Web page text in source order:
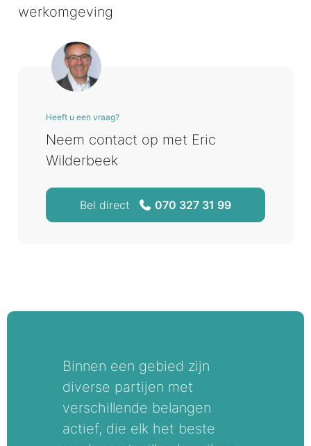
werkomgeving
Heeft u een vraag?
Neem contact op met Eric
Wilderbeek
Bel direct 070 327 31 99
Binnen een gebied zijn
diverse partijen met
verschillende belangen
actief, die elk het beste